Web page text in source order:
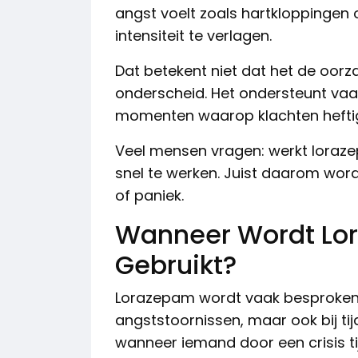
angst voelt zoals hartkloppingen
intensiteit te verlagen.
Dat betekent niet dat het de
onderscheid. Het ondersteunt
momenten waarop klachten
Veel mensen vragen: werkt
snel te werken. Juist daarom
of paniek.
Wanneer Wordt
Gebruikt?
Lorazepam wordt vaak
angststoornissen, maar ook bij
wanneer iemand door een crisis